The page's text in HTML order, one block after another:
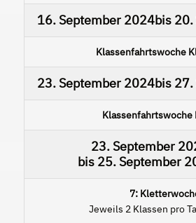
16. September 2024bis 20.
Klassenfahrtswoche
23. September 2024bis 27.
Klassenfahrtswoche
23. September
bis 25. September
7:
Jeweils 2 Klassen pro